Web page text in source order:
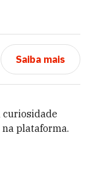
Saiba mais
curiosidade
plataforma.